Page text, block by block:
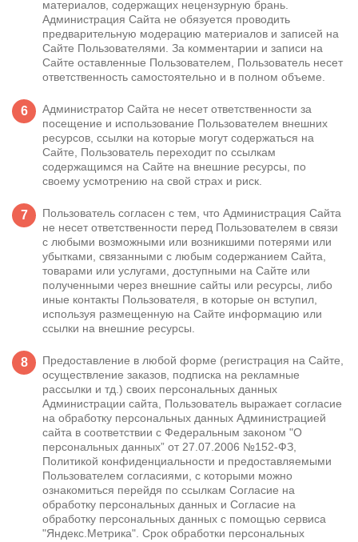
материалов, содержащих нецензурную брань.
Администрация Сайта не обязуется проводить
предварительную модерацию материалов и записей на
Сайте Пользователями. За комментарии и записи на
Сайте оставленные Пользователем, Пользователь несет
ответственность самостоятельно и в полном объеме.
Администратор Сайта не несет ответственности за
посещение и использование Пользователем внешних
ресурсов, ссылки на которые могут содержаться на
Сайте, Пользователь переходит по ссылкам
содержащимся на Сайте на внешние ресурсы, по
своему усмотрению на свой страх и риск.
Пользователь согласен с тем, что Администрация Сайта
не несет ответственности перед Пользователем в связи
с любыми возможными или возникшими потерями или
убытками, связанными с любым содержанием Сайта,
товарами или услугами, доступными на Сайте или
полученными через внешние сайты или ресурсы, либо
иные контакты Пользователя, в которые он вступил,
используя размещенную на Сайте информацию или
ссылки на внешние ресурсы.
Предоставление в любой форме (регистрация на Сайте,
осуществление заказов, подписка на рекламные
рассылки и тд.) своих персональных данных
Администрации сайта, Пользователь выражает согласие
на обработку персональных данных Администрацией
сайта в соответствии с Федеральным законом "О
персональных данных” от 27.07.2006 №152-ФЗ,
Политикой конфиденциальности и предоставляемыми
Пользователем согласиями, с которыми можно
ознакомиться перейдя по ссылкам Согласие на
обработку персональных данных и Согласие на
обработку персональных данных с помощью сервиса
"Яндекс.Метрика" . Срок обработки персональных